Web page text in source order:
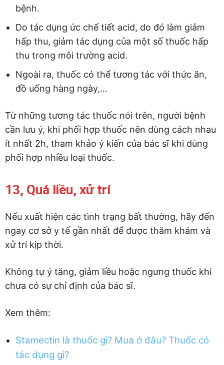
bệnh.
Do tác dụng ức chế tiết acid, do đó làm giảm
hấp thu, giảm tác dụng của một số thuốc hấp
thu trong môi trường acid.
Ngoài ra, thuốc có thể tương tác với thức ăn,
đồ uống hàng ngày,…
Từ những tương tác thuốc nói trên, người bệnh
cần lưu ý, khi phối hợp thuốc nên dùng cách nhau
ít nhất 2h, tham khảo ý kiến của bác sĩ khi dùng
phối hợp nhiều loại thuốc.
13, Quá liều, xử trí
Nếu xuất hiện các tình trạng bất thường, hãy đến
ngay cơ sở y tế gần nhất để được thăm khám và
xử trí kịp thời.
Không tự ý tăng, giảm liều hoặc ngưng thuốc khi
chưa có sự chỉ định của bác sĩ.
Xem thêm:
Stamectin là thuốc gì? Mua ở đâu? Thuốc có
tác dụng gì?